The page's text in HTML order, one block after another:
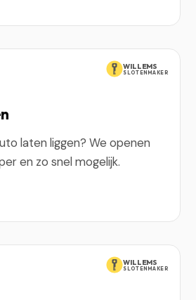
WILLEMS
SLOTENMAKER
laten liggen? We openen
en zo snel mogelijk.
WILLEMS
SLOTENMAKER